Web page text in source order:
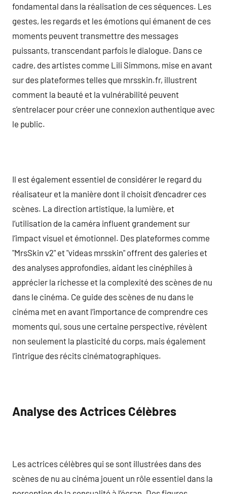
fondamental dans la réalisation de ces séquences. Les
gestes, les regards et les émotions qui émanent de ces
moments peuvent transmettre des messages
puissants, transcendant parfois le dialogue. Dans ce
cadre, des artistes comme Lili Simmons, mise en avant
sur des plateformes telles que mrsskin.fr, illustrent
comment la beauté et la vulnérabilité peuvent
s’entrelacer pour créer une connexion authentique avec
le public.
Il est également essentiel de considérer le regard du
réalisateur et la manière dont il choisit d’encadrer ces
scènes. La direction artistique, la lumière, et
l’utilisation de la caméra influent grandement sur
l’impact visuel et émotionnel. Des plateformes comme
"MrsSkin v2" et "videas mrsskin" offrent des galeries et
des analyses approfondies, aidant les cinéphiles à
apprécier la richesse et la complexité des scènes de nu
dans le cinéma. Ce guide des scènes de nu dans le
cinéma met en avant l’importance de comprendre ces
moments qui, sous une certaine perspective, révèlent
non seulement la plasticité du corps, mais également
l’intrigue des récits cinématographiques.
Analyse des Actrices Célèbres
Les actrices célèbres qui se sont illustrées dans des
scènes de nu au cinéma jouent un rôle essentiel dans la